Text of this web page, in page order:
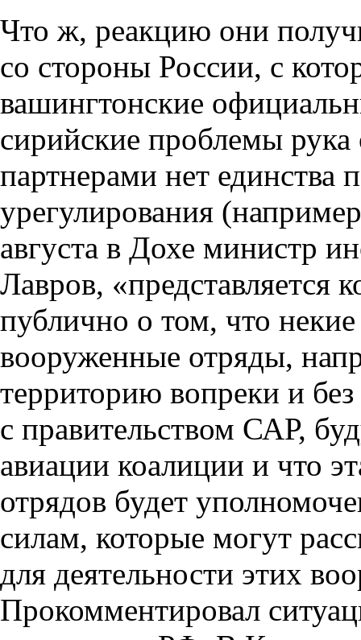
Что ж, реакцию они
со стороны России, с
вашингтонские
сирийские проблемы
партнерами нет
урегулирования
августа в Дохе министр
Лавров, «представляется
публично о том, что
вооруженные отряды,
территорию вопреки и без
с правительством САР,
авиации коалиции и что
отрядов будет
силам, которые могут
для деятельности этих
Прокомментировал